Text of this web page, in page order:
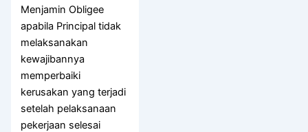
Menjamin Obligee
apabila Principal tidak
melaksanakan
kewajibannya
memperbaiki
kerusakan yang terjadi
setelah pelaksanaan
pekerjaan selesai